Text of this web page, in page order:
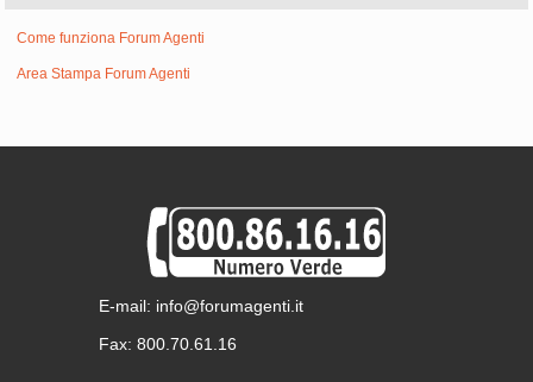
Come funziona Forum Agenti
Area Stampa Forum Agenti
E-mail: info@forumagenti.it
Fax: 800.70.61.16